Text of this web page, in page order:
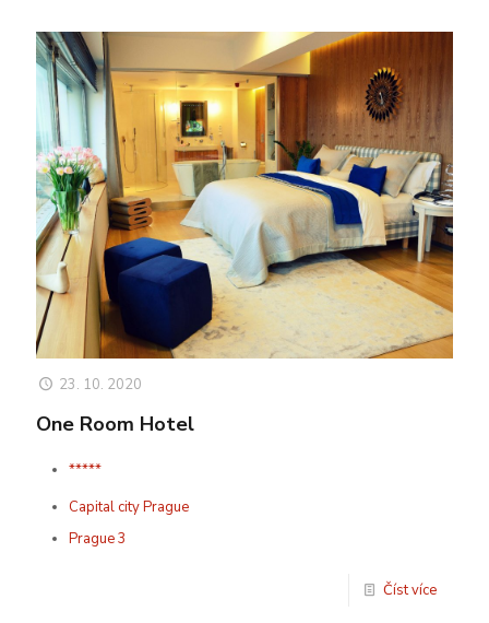
23. 10. 2020
One Room Hotel
*****
Capital city Prague
Prague 3
Číst více